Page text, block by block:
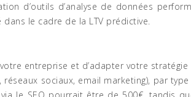
d’outils d’analyse de données
le cadre de la LTV prédictive.
entreprise et d’adapter votre
sociaux, email marketing), par